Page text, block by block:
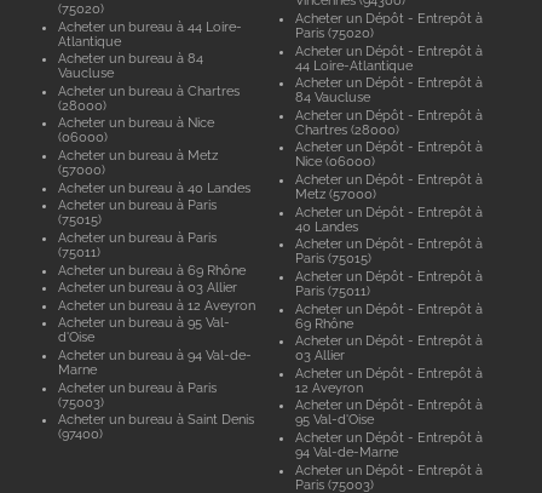
(75020)
Acheter un bureau à 44 Loire-
Atlantique
Acheter un bureau à 84
Vaucluse
Acheter un bureau à Chartres
(28000)
Acheter un bureau à Nice
(06000)
Acheter un bureau à Metz
(57000)
Acheter un bureau à 40 Landes
Acheter un bureau à Paris
(75015)
Acheter un bureau à Paris
(75011)
Acheter un bureau à 69 Rhône
Acheter un bureau à 03 Allier
Acheter un bureau à 12 Aveyron
Acheter un bureau à 95 Val-
d'Oise
Acheter un bureau à 94 Val-de-
Marne
Acheter un bureau à Paris
(75003)
Acheter un bureau à Saint Denis
(97400)
Acheter un Dépôt - Entrepôt à
Paris (75020)
Acheter un Dépôt - Entrepôt à
44 Loire-Atlantique
Acheter un Dépôt - Entrepôt à
84 Vaucluse
Acheter un Dépôt - Entrepôt à
Chartres (28000)
Acheter un Dépôt - Entrepôt à
Nice (06000)
Acheter un Dépôt - Entrepôt à
Metz (57000)
Acheter un Dépôt - Entrepôt à
40 Landes
Acheter un Dépôt - Entrepôt à
Paris (75015)
Acheter un Dépôt - Entrepôt à
Paris (75011)
Acheter un Dépôt - Entrepôt à
69 Rhône
Acheter un Dépôt - Entrepôt à
03 Allier
Acheter un Dépôt - Entrepôt à
12 Aveyron
Acheter un Dépôt - Entrepôt à
95 Val-d'Oise
Acheter un Dépôt - Entrepôt à
94 Val-de-Marne
Acheter un Dépôt - Entrepôt à
Paris (75003)